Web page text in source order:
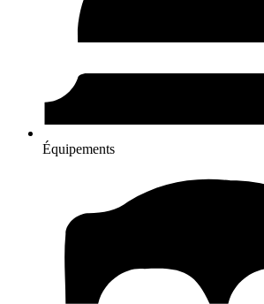
Équipements